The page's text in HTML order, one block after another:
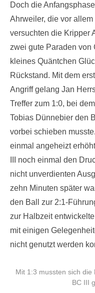
Doch die
Ahrweiler, die vor
versuchten die Kripper
zwei gute Paraden von
kleines Quäntchen
Rückstand. Mit dem
Angriff gelang Jan
Treffer zum 1:0, bei
Tobias Dünnebier den
vorbei schieben
einmal angeheizt
III noch einmal den
nicht unverdienten
zehn Minuten später
den Ball zur 2:1-
zur Halbzeit
mit einigen
nicht genutzt werden
Mit 1:3 mussten sich
BC III